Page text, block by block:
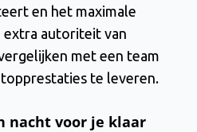
en het maximale
extra autoriteit van
met een team
te leveren.
nacht voor je klaar